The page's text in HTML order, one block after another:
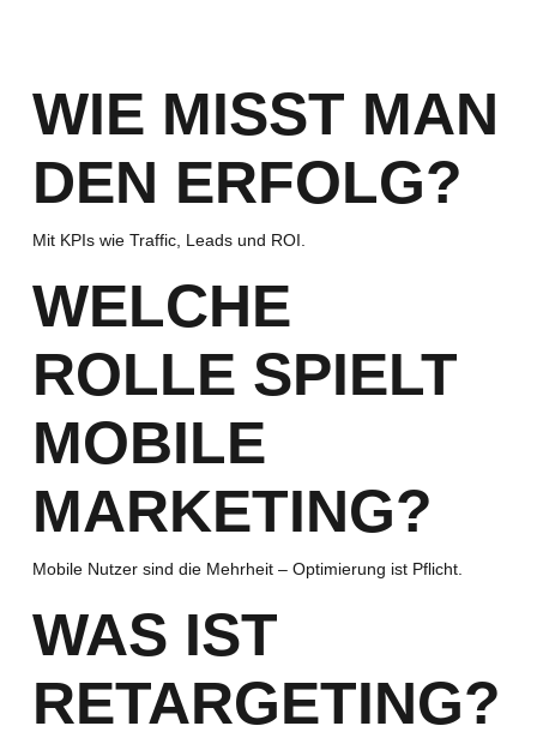
WIE MISST MAN
DEN ERFOLG?
Mit KPIs wie Traffic, Leads und ROI.
WELCHE
ROLLE SPIELT
MOBILE
MARKETING?
Mobile Nutzer sind die Mehrheit – Optimierung ist Pflicht.
WAS IST
RETARGETING?